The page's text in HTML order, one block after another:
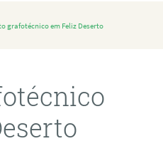
grafotécnico em Feliz Deserto